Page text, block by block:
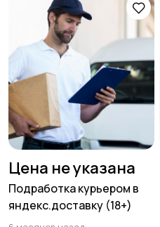
Сельское хозяйство
Страхование
Туризм и гостиницы
Цена не указана
Подработка курьером в
яндекс.доставку (18+)